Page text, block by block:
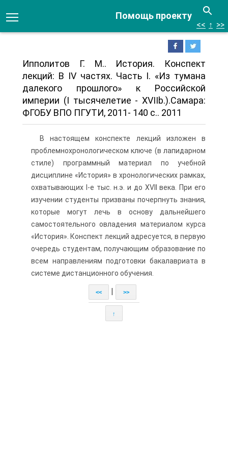
Помощь проекту
<< ↑ >>
Ипполитов Г. М.. История. Конспект
лекций: В IV частях. Часть I. «Из тумана
далекого прошлого» к Российской
империи (I тыся­челетие - XVIIb.).Самара:
ФГОБУ ВПО ПГУТИ, 2011- 140 с.. 2011
В настоящем конспекте лекций изложен в
проблемно­хронологическом ключе (в лапидарном
стиле) программ­ный материал по учебной
дисциплине «История» в хроно­логических рамках,
охватывающих I-е тыс. н.э. и до XVII века. При его
изучении студенты призваны почерпнуть знания,
которые могут лечь в основу дальнейшего
самосто­ятельного овладения материалом курса
«История». Конспект лекций адресуется, в первую
очередь сту­дентам, получающим образование по
всем направлениям подготовки бакалавриата в
системе дистанционного обуче­ния.
<< >>
↑